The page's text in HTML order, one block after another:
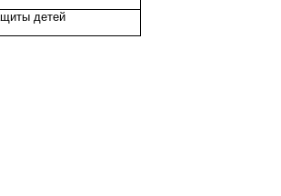
детей